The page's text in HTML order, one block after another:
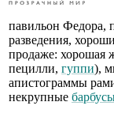
павильон Федора,
разведения,
продаже: хорошая
пецилли, гуппи),
апистограммы
некрупные